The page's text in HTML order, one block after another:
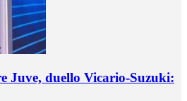
Juve, duello Vicario-Suzuki: